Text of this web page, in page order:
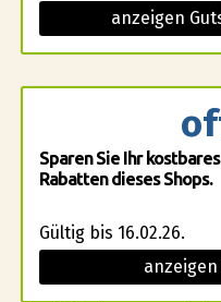
anzeigen
Sparen Sie Ihr
Rabatten dieses Shops.
Gültig bis 16.02.26.